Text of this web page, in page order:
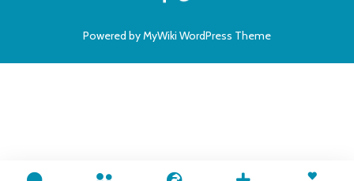
Powered byMyWiki WordPress Theme